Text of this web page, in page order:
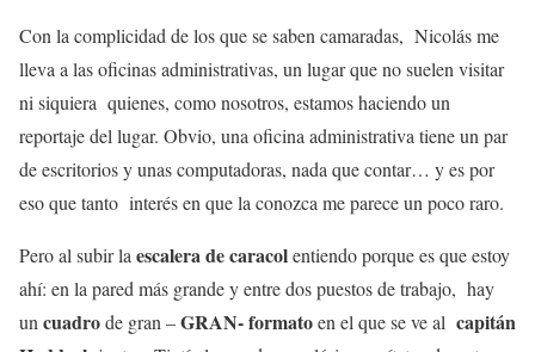
Con la complicidad de los que se saben camaradas, Nicolás me
lleva a las oficinas administrativas, un lugar que no suelen visitar
ni siquiera quienes, como nosotros, estamos haciendo un
reportaje del lugar. Obvio, una oficina administrativa tiene un par
de escritorios y unas computadoras, nada que contar… y es por
eso que tanto interés en que la conozca me parece un poco raro.
Pero al subir la escalera de caracolentiendo porque es que estoy
ahí: en la pared más grande y entre dos puestos de trabajo, hay
un cuadrode gran –GRAN- formatoen el que se ve al capitán